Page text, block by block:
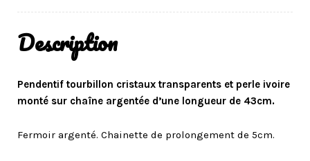
Description
Pendentif tourbillon cristaux transparents et perle ivoire
monté sur chaîne argentée d’une longueur de 43cm.
Fermoir argenté. Chainette de prolongement de 5cm.